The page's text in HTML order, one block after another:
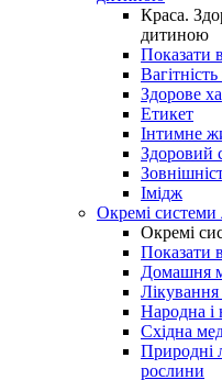
Краса.
дитиною
Показати
Здорове
Етикет
Інтимне
Здоровий
Імідж
Окремі системи
Окремі
Показати
Домашня
Народна і
Східна
Природні
рослини